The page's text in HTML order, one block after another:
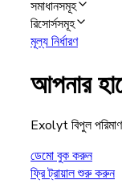
সমাধানসমূহ
রিসোর্সসমূহ
মূল্য নির্ধারণ
আপনার
Exolyt বিপুল
ডেমো বুক করুন
ফ্রি ট্রায়াল শুরু করুন